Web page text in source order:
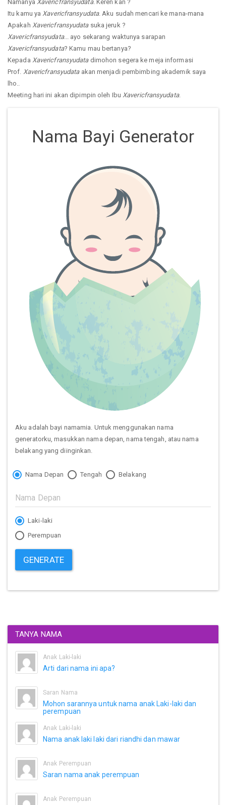
Namanya Xavericfransyudata. Keren kan ?
Itu kamu ya Xavericfransyudata. Aku sudah mencari ke mana-mana
Apakah Xavericfransyudatasuka jeruk ?
Xavericfransyudata... ayo sekarang waktunya sarapan
Xavericfransyudata? Kamu mau bertanya?
Kepada Xavericfransyudatadimohon segera ke meja informasi
Prof. Xavericfransyudataakan menjadi pembimbing akademik saya
lho..
Meeting hari ini akan dipimpin oleh Ibu Xavericfransyudata.
Nama Bayi Generator
Aku adalah bayi namamia. Untuk menggunakan nama
generatorku, masukkan nama depan, nama tengah, atau nama
belakang yang diinginkan.
Nama Depan Tengah Belakang
Laki-laki
Perempuan
GENERATE
TANYA NAMA
Anak Laki-laki
Arti dari nama ini apa?
Saran Nama
Mohon sarannya untuk nama anak Laki-laki dan
perempuan
Anak Laki-laki
Nama anak laki laki dari riandhi dan mawar
Anak Perempuan
Saran nama anak perempuan
Anak Perempuan